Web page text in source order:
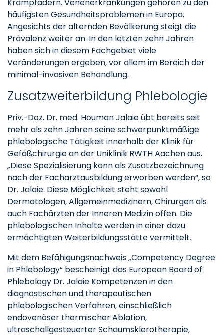
häufigsten Gesundheitsproblemen in Europa.
Angesichts der alternden Bevölkerung steigt die
Prävalenz weiter an. In den letzten zehn Jahren
haben sich in diesem Fachgebiet viele
Veränderungen ergeben, vor allem im Bereich der
minimal-invasiven Behandlung.
Zusatzweiterbildung Phlebologie
Priv.-Doz. Dr. med. Houman Jalaie übt bereits seit
mehr als zehn Jahren seine schwerpunktmäßige
phlebologische Tätigkeit innerhalb der Klinik für
Gefäßchirurgie an der Uniklinik RWTH Aachen aus.
„Diese Spezialisierung kann als Zusatzbezeichnung
nach der Facharztausbildung erworben werden“, so
Dr. Jalaie. Diese Möglichkeit steht sowohl
Dermatologen, Allgemeinmedizinern, Chirurgen als
auch Fachärzten der Inneren Medizin offen. Die
phlebologischen Inhalte werden in einer dazu
ermächtigten Weiterbildungsstätte vermittelt.
Mit dem Befähigungsnachweis „Competency Degree
in Phlebology“ bescheinigt das European Board of
Phlebology Dr. Jalaie Kompetenzen in den
diagnostischen und therapeutischen
phlebologischen Verfahren, einschließlich
endovenöser thermischer Ablation,
ultraschallgesteuerter Schaumsklerotherapie,